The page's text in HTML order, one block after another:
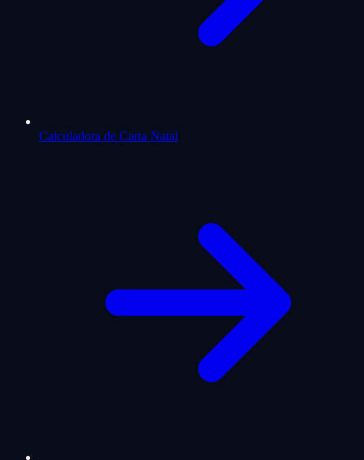
Calculadora de Carta Natal